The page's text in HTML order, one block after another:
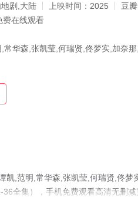
剧,大陆 上映时间： 2025 豆
费在线观看
华森,张凯莹,何瑞贤,佟梦实,加奈
凯,范明,常华森,张凯莹,何瑞贤,佟梦
全集），手机免费观看高清无删